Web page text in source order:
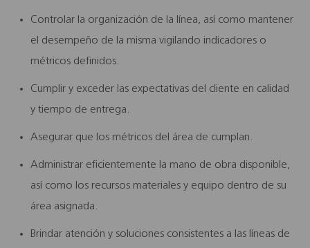
Controlar la organización de la línea, así como mantener
el desempeño de la misma vigilando indicadores o
métricos definidos.
Cumplir y exceder las expectativas del cliente en calidad
y tiempo de entrega.
Asegurar que los métricos del área de cumplan.
Administrar eficientemente la mano de obra disponible,
así como los recursos materiales y equipo dentro de su
área asignada.
Brindar atención y soluciones consistentes a las líneas de